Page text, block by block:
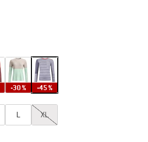
-30 % -45 %
L XL